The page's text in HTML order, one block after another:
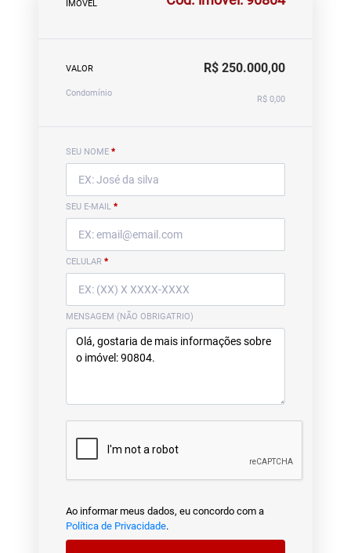
IMÓVEL
VALOR R$ 250.000,00
Condomínio
R$ 0,00
SEU NOME *
SEU E-MAIL *
CELULAR *
MENSAGEM (NÃO OBRIGATRIO)
Ao informar meus dados, eu concordo com a
Política de Privacidade.